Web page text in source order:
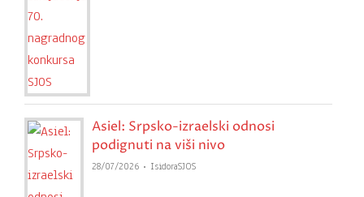
Asiel: Srpsko-izraelski odnosi
podignuti na viši nivo
28/07/2026 IsidoraSJOS